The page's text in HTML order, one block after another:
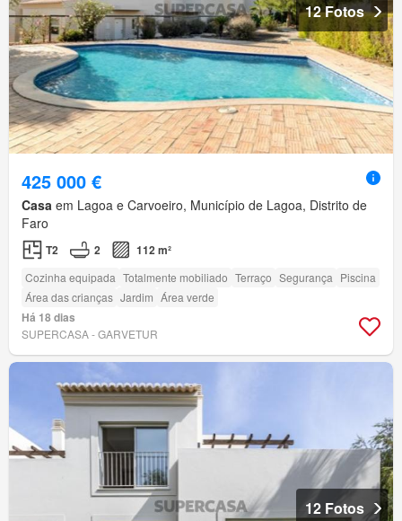
12 Fotos
425 000 €
Casa em Lagoa e Carvoeiro, Município de Lagoa, Distrito de
Faro
T2 2 112 m²
Cozinha equipada Totalmente mobiliado Terraço Segurança Piscina
Área das crianças Jardim Área verde
Há 18 dias
SUPERCASA - GARVETUR
12 Fotos